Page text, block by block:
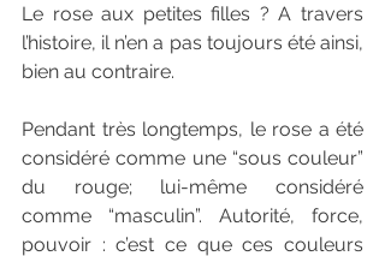
Le rose aux petites filles ? A travers
l’histoire, il n’en a pas toujours été ainsi,
bien au contraire.
Pendant très longtemps, le rose a été
considéré comme une “sous couleur”
du rouge; lui-même considéré
comme “masculin”. Autorité, force,
pouvoir : c’est ce que ces couleurs